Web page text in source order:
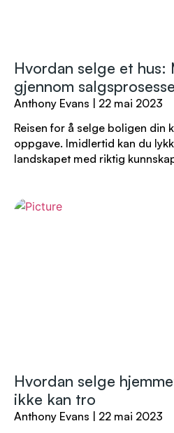
Hvordan selge et hus:
gjennom
Anthony Evans
22 mai 2023
Reisen for å selge boligen din
oppgave. Imidlertid kan du
landskapet med riktig
Hvordan selge
ikke kan tro
Anthony Evans
22 mai 2023